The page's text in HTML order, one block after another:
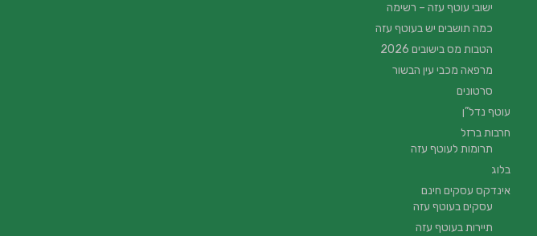
ישובי עוטף עזה – רשימה
כמה תושבים יש בעוטף עזה
הטבות מס בישובים 2026
מרפאה מכבי עין הבשור
סרטונים
עוטף נדל”ן
חרבות ברזל
תרומות לעוטף עזה
בלוג
אינדקס עסקים חינם
עסקים בעוטף עזה
תיירות בעוטף עזה